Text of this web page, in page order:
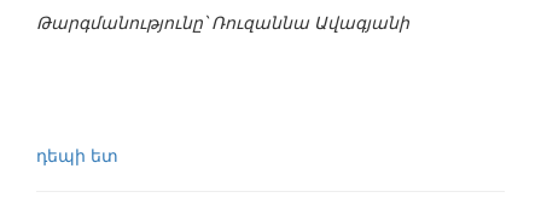
Թարգմանությունը՝ Ռուզաննա Ավագյանի
դեպի ետ